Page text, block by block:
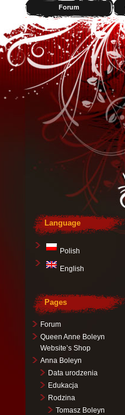
Forum
Videos
Language
Polish
English
Pages
Forum
Queen Anne Boleyn
Website’s Shop
Anna Boleyn
Data urodzenia
Edukacja
Rodzina
Tomasz Boleyn